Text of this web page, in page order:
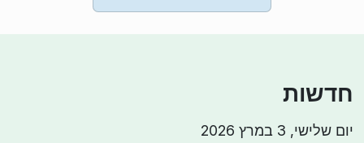
חדשות
יום שלישי, 3 במרץ 2026